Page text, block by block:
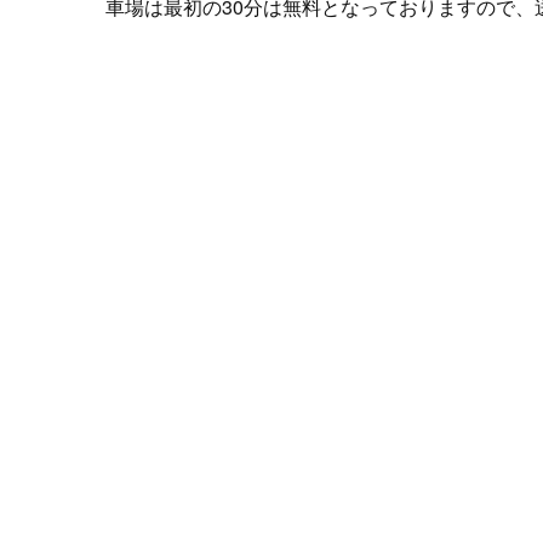
車場は最初の30分は無料となっておりますので、